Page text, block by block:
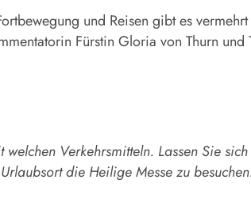
und Reisen gibt es vermehrt
Fürstin Gloria von Thurn und
Verkehrsmitteln. Lassen Sie
die Heilige Messe zu